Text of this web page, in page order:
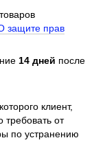
защите прав
14 дней после
клиент,
требовать от
по устранению